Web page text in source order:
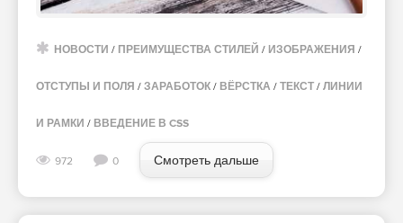
НОВОСТИ / ПРЕИМУЩЕСТВА СТИЛЕЙ / ИЗОБРАЖЕНИЯ /
ОТСТУПЫ И ПОЛЯ / ЗАРАБОТОК / ВЁРСТКА / ТЕКСТ / ЛИНИИ
И РАМКИ / ВВЕДЕНИЕ В CSS
972 0 Смотреть дальше